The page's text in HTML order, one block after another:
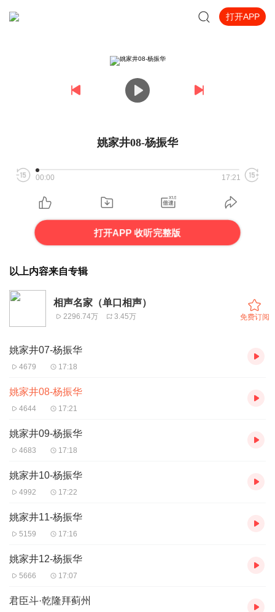
打开APP
姚家井08-杨振华
00:00 17:21
打开APP 收听完整版
以上内容来自专辑
相声名家（单口相声）
2296.74万 3.45万 免费订阅
姚家井07-杨振华
4679 17:18
姚家井08-杨振华
4644 17:21
姚家井09-杨振华
4683 17:18
姚家井10-杨振华
4992 17:22
姚家井11-杨振华
5159 17:16
姚家井12-杨振华
5666 17:07
君臣斗·乾隆拜蓟州